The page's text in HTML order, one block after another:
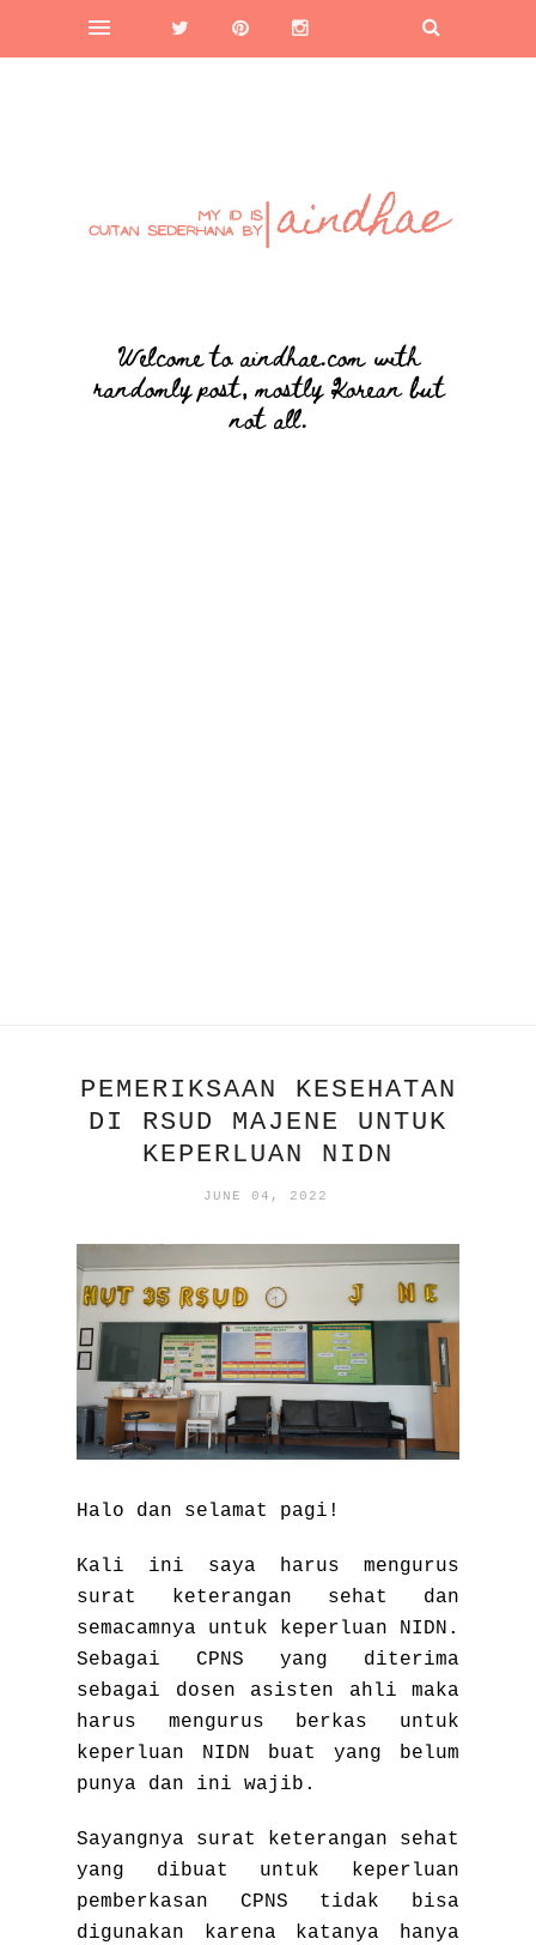
Welcome to aindhae.com with
randomly post, mostly Korean but
not all.
PEMERIKSAAN KESEHATAN
DI RSUD MAJENE UNTUK
KEPERLUAN NIDN
JUNE 04, 2022
Halo dan selamat pagi!
Kali ini saya harus mengurus
surat keterangan sehat dan
semacamnya untuk keperluan NIDN.
Sebagai CPNS yang diterima
sebagai dosen asisten ahli maka
harus mengurus berkas untuk
keperluan NIDN buat yang belum
punya dan ini wajib.
Sayangnya surat keterangan sehat
yang dibuat untuk keperluan
pemberkasan CPNS tidak bisa
digunakan karena katanya hanya